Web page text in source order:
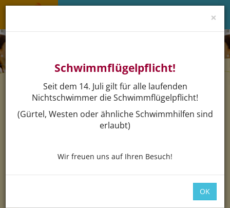
Login
Bitte loggen Sie sich mit dem untenstehenden Formular
×
Schwimmflügelpflicht!
Seit dem 14. Juli gilt für alle laufenden
Nichtschwimmer die Schwimmflügelpflicht!
(Gürtel, Westen oder ähnliche Schwimmhilfen sind
erlaubt)
Wir freuen uns auf Ihren Besuch!
OK